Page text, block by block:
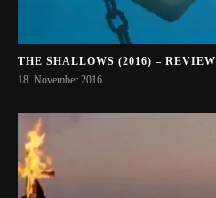
THE SHALLOWS (2016) – REVIEW
18. November 2016